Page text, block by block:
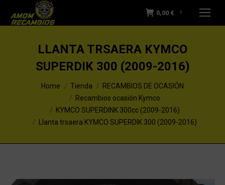
0,00 € 0
LLANTA TRSAERA KYMCO
SUPERDIK 300 (2009-2016)
You are here:Home Tienda
RECAMBIOS DE OCASIÓN
Recambios ocasión Kymco
KYMCO SUPERDINK 300cc (2009-2016)
Llanta trsaera KYMCO SUPERDIK 300 (2009-2016)